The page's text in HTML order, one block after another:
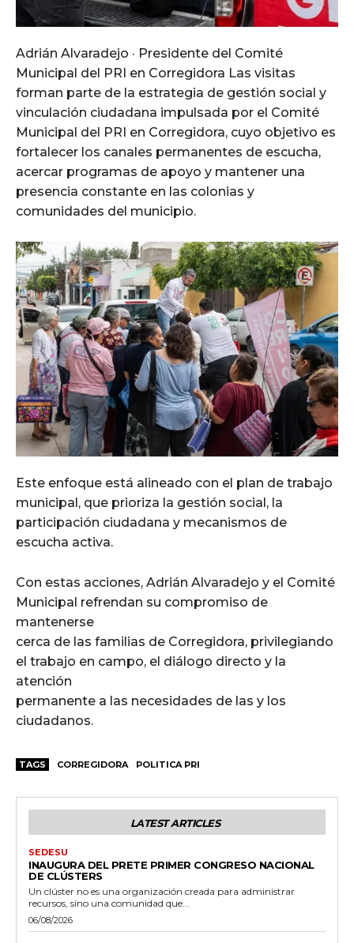
Adrián Alvaradejo · Presidente del Comité
Municipal del PRI en Corregidora Las visitas
forman parte de la estrategia de gestión social y
vinculación ciudadana impulsada por el Comité
Municipal del PRI en Corregidora, cuyo objetivo es
fortalecer los canales permanentes de escucha,
acercar programas de apoyo y mantener una
presencia constante en las colonias y
comunidades del municipio.
Este enfoque está alineado con el plan de trabajo
municipal, que prioriza la gestión social, la
participación ciudadana y mecanismos de
escucha activa.
Con estas acciones, Adrián Alvaradejo y el Comité
Municipal refrendan su compromiso de
mantenerse
cerca de las familias de Corregidora, privilegiando
el trabajo en campo, el diálogo directo y la
atención
permanente a las necesidades de las y los
ciudadanos.
TAGS CORREGIDORA POLITICA PRI
LATEST ARTICLES
SEDESU
INAUGURA DEL PRETE PRIMER CONGRESO NACIONAL
DE CLÚSTERS
Un clúster no es una organización creada para administrar
recursos, sino una comunidad que...
06/08/2026